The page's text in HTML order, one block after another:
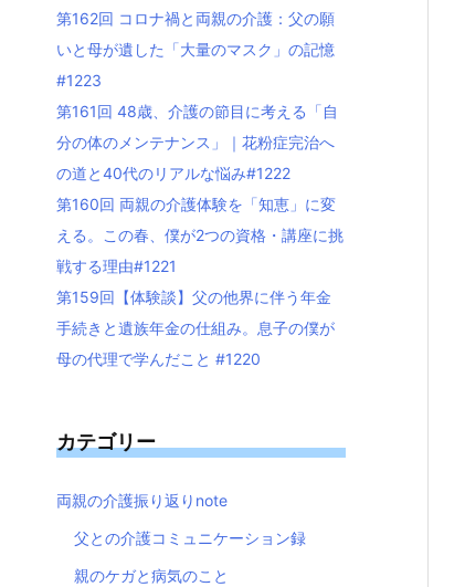
第162回 コロナ禍と両親の介護：父の願
いと母が遺した「大量のマスク」の記憶
#1223
第161回 48歳、介護の節目に考える「自
分の体のメンテナンス」｜花粉症完治へ
の道と40代のリアルな悩み#1222
第160回 両親の介護体験を「知恵」に変
える。この春、僕が2つの資格・講座に挑
戦する理由#1221
第159回【体験談】父の他界に伴う年金
手続きと遺族年金の仕組み。息子の僕が
母の代理で学んだこと #1220
カテゴリー
両親の介護振り返りnote
父との介護コミュニケーション録
親のケガと病気のこと